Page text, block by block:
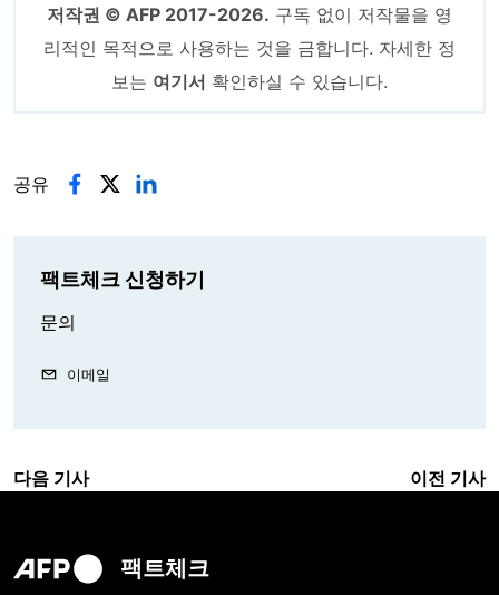
저작권 © AFP 2017-2026. 구독 없이 저작물을 영
리적인 목적으로 사용하는 것을 금합니다. 자세한 정
보는 여기서 확인하실 수 있습니다.
공유
팩트체크 신청하기
문의
이메일
다음 기사 이전 기사
팩트체크